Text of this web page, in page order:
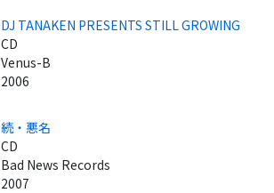
DJ TANAKEN PRESENTS STILL GROWING
CD
Venus-B
2006
続・悪名
CD
Bad News Records
2007